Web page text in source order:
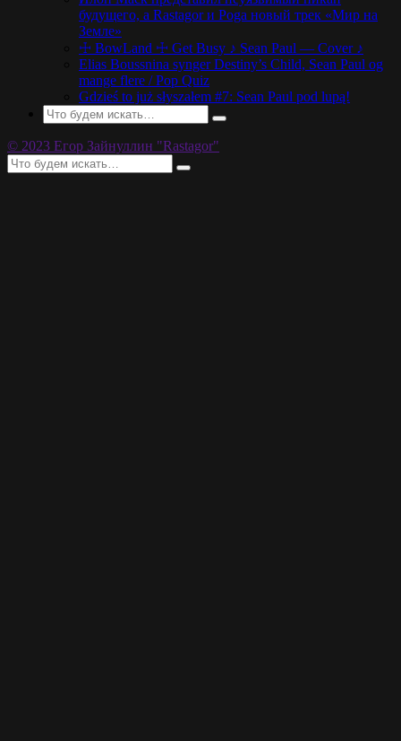
будущего, а Rastagor и Poga новый трек «Мир на
Земле»
☩ BowLand ☩ Get Busy ♪ Sean Paul — Cover ♪
Elias Boussnina synger Destiny’s Child, Sean Paul og
mange flere / Pop Quiz
Gdzieś to już słyszałem #7: Sean Paul pod lupą!
© 2023 Егор Зайнуллин "Rastagor"